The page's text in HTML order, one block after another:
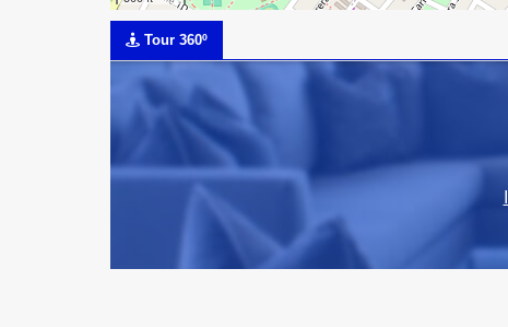
Tour 360º